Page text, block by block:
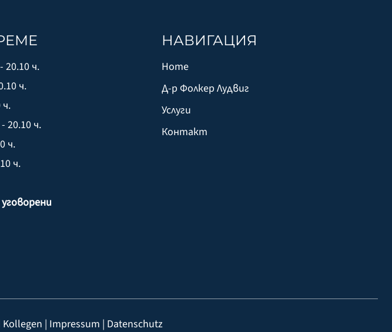
20.10 ч.
ч.
ч.
20.10 ч.
ч.
ч.
НАВИГАЦИЯ
Home
Д-р Фолкер Лудвиг
Услуги
Контакт
| Impressum | Datenschutz